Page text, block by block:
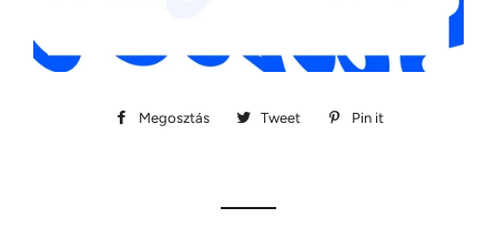
Megosztás
Megosztás
Tweet
Megosztás
Pin it